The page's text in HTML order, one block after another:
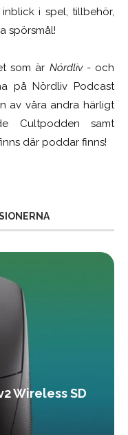
i spel, tillbehör,
spörsmål!
som är Nördliv- och
på Nördliv Podcast
av våra andra härligt
Cultpodden samt
där poddar finns!
Wireless SD